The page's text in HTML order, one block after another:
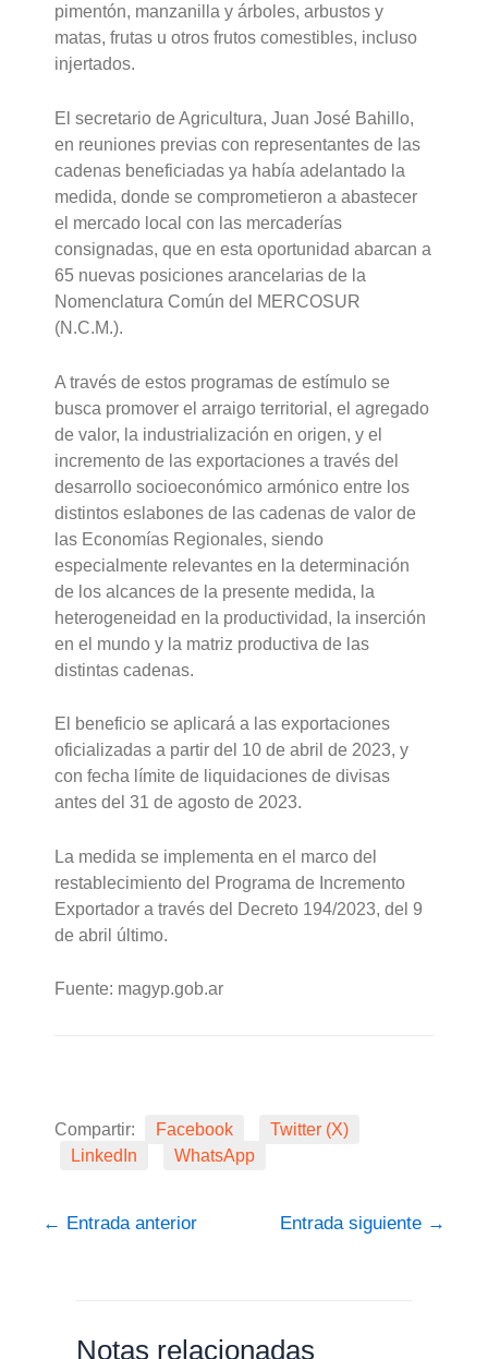
pimentón, manzanilla y árboles, arbustos y
matas, frutas u otros frutos comestibles, incluso
injertados.
El secretario de Agricultura, Juan José Bahillo,
en reuniones previas con representantes de las
cadenas beneficiadas ya había adelantado la
medida, donde se comprometieron a abastecer
el mercado local con las mercaderías
consignadas, que en esta oportunidad abarcan a
65 nuevas posiciones arancelarias de la
Nomenclatura Común del MERCOSUR
(N.C.M.).
A través de estos programas de estímulo se
busca promover el arraigo territorial, el agregado
de valor, la industrialización en origen, y el
incremento de las exportaciones a través del
desarrollo socioeconómico armónico entre los
distintos eslabones de las cadenas de valor de
las Economías Regionales, siendo
especialmente relevantes en la determinación
de los alcances de la presente medida, la
heterogeneidad en la productividad, la inserción
en el mundo y la matriz productiva de las
distintas cadenas.
El beneficio se aplicará a las exportaciones
oficializadas a partir del 10 de abril de 2023, y
con fecha límite de liquidaciones de divisas
antes del 31 de agosto de 2023.
La medida se implementa en el marco del
restablecimiento del Programa de Incremento
Exportador a través del Decreto 194/2023, del 9
de abril último.
Fuente: magyp.gob.ar
Compartir: Facebook
Twitter (X)
LinkedIn
WhatsApp
← Entrada anterior Entrada siguiente →
Notas relacionadas